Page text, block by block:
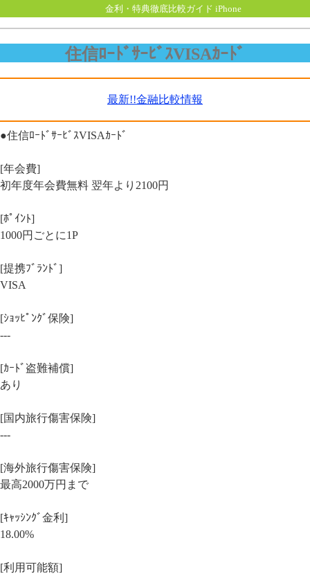
金利・特典徹底比較ガイド iPhone
住信ﾛｰﾄﾞｻｰﾋﾞｽVISAｶｰﾄﾞ
最新!!金融比較情報
●住信ﾛｰﾄﾞｻｰﾋﾞｽVISAｶｰﾄﾞ
[年会費]
初年度年会費無料 翌年より2100円
[ﾎﾟｲﾝﾄ]
1000円ごとに1P
[提携ﾌﾞﾗﾝﾄﾞ]
VISA
[ｼｮｯﾋﾟﾝｸﾞ保険]
---
[ｶｰﾄﾞ盗難補償]
あり
[国内旅行傷害保険]
---
[海外旅行傷害保険]
最高2000万円まで
[ｷｬｯｼﾝｸﾞ金利]
18.00%
[利用可能額]